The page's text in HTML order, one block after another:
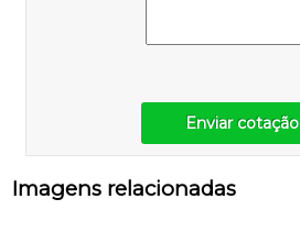
Enviar cotação
Imagens relacionadas